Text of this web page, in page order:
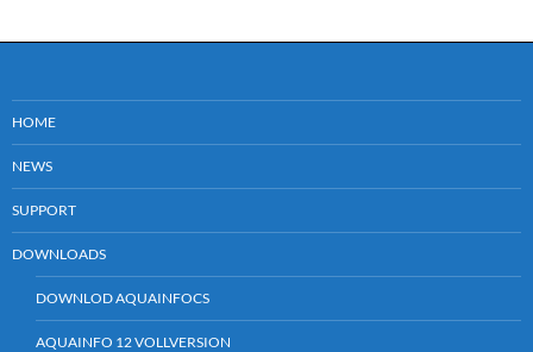
HOME
NEWS
SUPPORT
DOWNLOADS
DOWNLOD AQUAINFOCS
AQUAINFO 12 VOLLVERSION